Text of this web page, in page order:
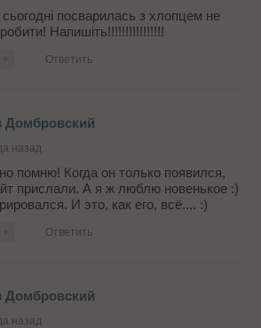
посварилась з хлопцем не
Напишіть!!!!!!!!!!!!!!!!
Ответить
Домбровский
назад
помню! Когда он только появился,
прислали. А я ж люблю новенькое :)
И это, как его, всё.... :)
Ответить
Домбровский
назад